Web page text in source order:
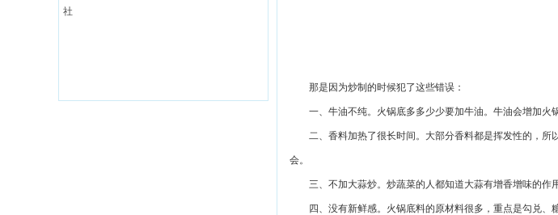
社
那是因为炒制的时候犯了这些错误：
一、 牛油不纯。火锅底多多少少要加牛油。 牛油会增加火
二、 香料加热了很长时间。大部分香料都是挥发性的，
会。
三、 不加大蒜炒。炒蔬菜的人都知道大蒜有增香增味的作
四 、 没有新鲜感。火锅底料的原材料很多，重点是勾兑、